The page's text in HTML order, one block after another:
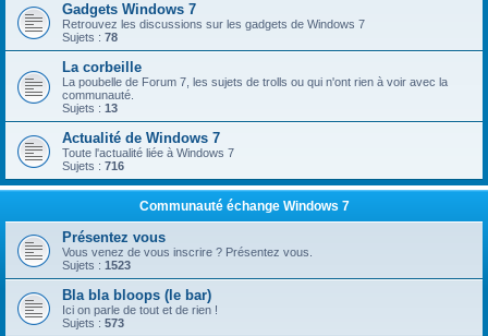
Gadgets Windows 7
Retrouvez les discussions sur les gadgets de Windows 7
Sujets : 78
La corbeille
La poubelle de Forum 7, les sujets de trolls ou qui n'ont rien à voir avec la
communauté.
Sujets : 13
Actualité de Windows 7
Toute l'actualité liée à Windows 7
Sujets : 716
Communauté échange Windows 7
Présentez vous
Vous venez de vous inscrire ? Présentez vous.
Sujets : 1523
Bla bla bloops (le bar)
Ici on parle de tout et de rien !
Sujets : 573